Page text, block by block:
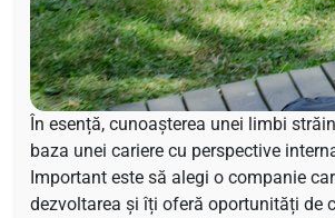
În esență, cunoașterea unei limbi
baza unei cariere cu perspective
Important este să alegi o companie
dezvoltarea și îți oferă oportunități de